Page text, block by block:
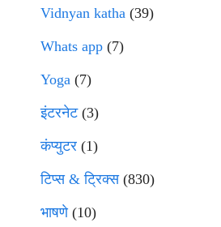
Vidnyan katha (39)
Whats app (7)
Yoga (7)
इंटरनेट(3)
कंप्युटर (1)
टिप्स & ट्रिक्स(830)
भाषणे(10)